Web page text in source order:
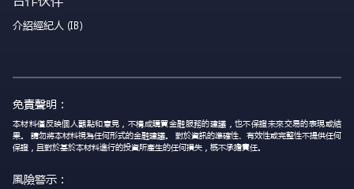
介紹經紀人 (IB)
免責聲明：
本材料僅反映個人觀點和意見，不構成購買金融服務的建議，也不保證未來交易的表現或結
果。 請勿將本材料視為任何形式的金融建議。 對於資訊的準確性、有效性或完整性不提供任何
保證，且對於基於本材料進行的投資所產生的任何損失，概不承擔責任。
風險警示：